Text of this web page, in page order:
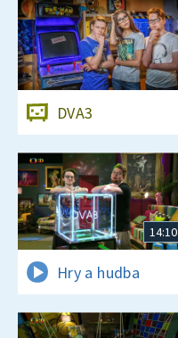
DVA3
14:10
Hry a hudba